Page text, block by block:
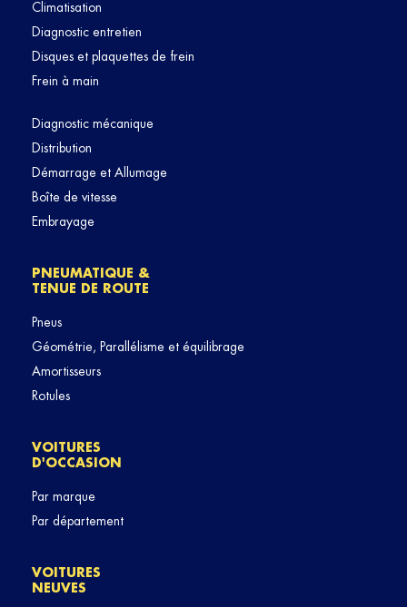
Climatisation
Diagnostic entretien
Disques et plaquettes de frein
Frein à main
Diagnostic mécanique
Distribution
Démarrage et Allumage
Boîte de vitesse
Embrayage
PNEUMATIQUE &
TENUE DE ROUTE
Pneus
Géométrie, Parallélisme et équilibrage
Amortisseurs
Rotules
VOITURES
D'OCCASION
Par marque
Par département
VOITURES
NEUVES